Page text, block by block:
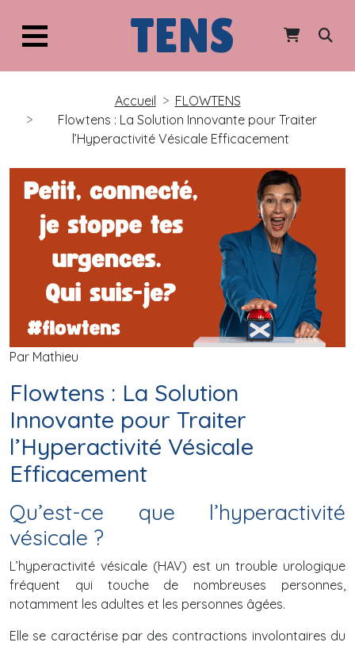
TENS
Accueil
FLOWTENS
Flowtens : La Solution Innovante pour Traiter
l’Hyperactivité Vésicale Efficacement
Par Mathieu
Flowtens : La Solution
Innovante pour Traiter
l’Hyperactivité Vésicale
Efficacement
Qu’est-ce que l’hyperactivité
vésicale ?
L’hyperactivité vésicale (HAV) est un trouble urologique
fréquent qui touche de nombreuses personnes,
notamment les adultes et les personnes âgées.
Elle se caractérise par des contractions involontaires du